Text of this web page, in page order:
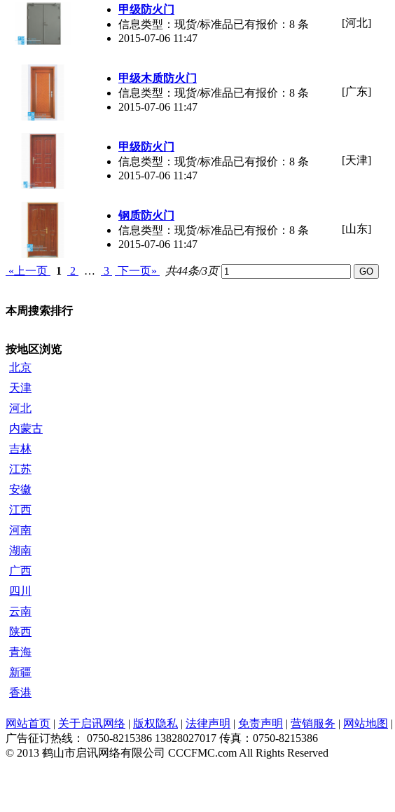
甲级防火门
信息类型：现货/标准品已有报价：8 条
2015-07-06 11:47
[河北]
甲级木质防火门
信息类型：现货/标准品已有报价：8 条
2015-07-06 11:47
[广东]
甲级防火门
信息类型：现货/标准品已有报价：8 条
2015-07-06 11:47
[天津]
钢质防火门
信息类型：现货/标准品已有报价：8 条
2015-07-06 11:47
[山东]
«上一页 1 2 … 3 下一页» 共44条/3页
本周搜索排行
按地区浏览
北京
天津
河北
内蒙古
吉林
江苏
安徽
江西
河南
湖南
广西
四川
云南
陕西
青海
新疆
香港
网站首页 | 关于启讯网络 | 版权隐私 | 法律声明 | 免责声明 | 营销服务 | 网站地图 |
广告征订热线： 0750-8215386 13828027017 传真：0750-8215386
© 2013 鹤山市启讯网络有限公司 CCCFMC.com All Rights Reserved